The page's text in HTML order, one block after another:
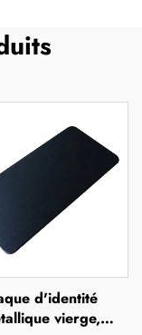
d'identité
vierge,